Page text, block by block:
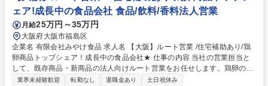
も強いため、安心してお勤めいただけます。 募集職種 【横浜/パチンコ・
パチスロのルート営業】SANYOグループ/年休130日/賞与4.2ヵ月
ェア!成長中の食品会社 食品/飲料/香料法人営業
月給25万円～35万円
大阪府大阪市福島区
企業名 有限会社みやけ食品 求人名 【大阪】ルート営業 /住宅補助あり/鶏
卵商品トップシェア！成長中の食品会社★ 仕事の内容 当社の営業担当と
して、既存商品・新商品の法人向けルート営業をお任せします。鶏卵の生
産もグループ企業で行っているため業界トップクラスの安定性を誇りま
業界未経験歓迎 転勤なし 退職金あり 土日祝休み